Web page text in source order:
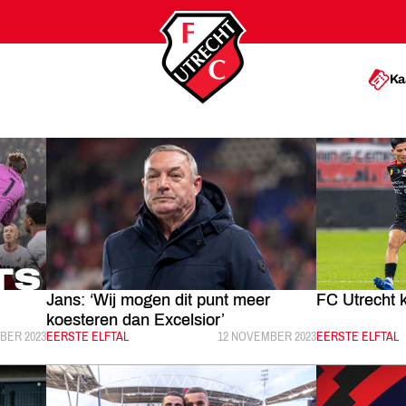
2023
Jans: ‘Wij mogen dit punt meer
koesteren dan Excelsior’
CATEGORIE:
EERSTE ELFTAL GEPUBLICEERD:
12 NOVEMBER 2023
FC Utrecht
CATEGORIE:
EERSTE ELFTAL